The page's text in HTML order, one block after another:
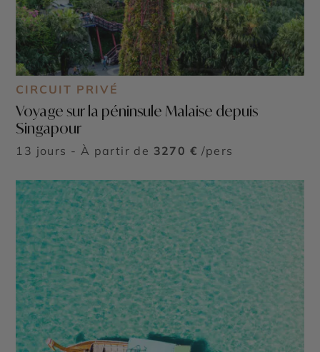
CIRCUIT PRIVÉ
Voyage sur la péninsule Malaise depuis
Singapour
13 jours - À partir de 3270 € /pers